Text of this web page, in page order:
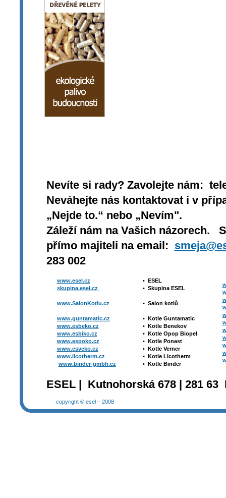
Nevíte si rady? Zavolejte nám:
Neváhejte nás kontaktovat i v
„Nejde to.“ nebo „Nevím".
Záleží nám na Vašich názorech.
přímo majiteli na email:
283 002
www.esel.cz
skupina.esel.cz
www.SalonKotlu.cz
www.guntamatic.cz
www.esbeko.cz
www.esbiko.cz
www.espoko.cz
www.esveko.cz
www.licotherm.cz
www.binder-gmbh.cz
• ESEL
• Skupina ESEL
• Salon kotlů
• Kotle Guntamatic
• Kotle Benekov
• Kotle Opop Biopel
• Kotle Ponast
• Kotle Verner
• Kotle Licotherm
• Kotle Binder
ESEL | Kutnohorská 678 | 281
copyright © esel – 2008